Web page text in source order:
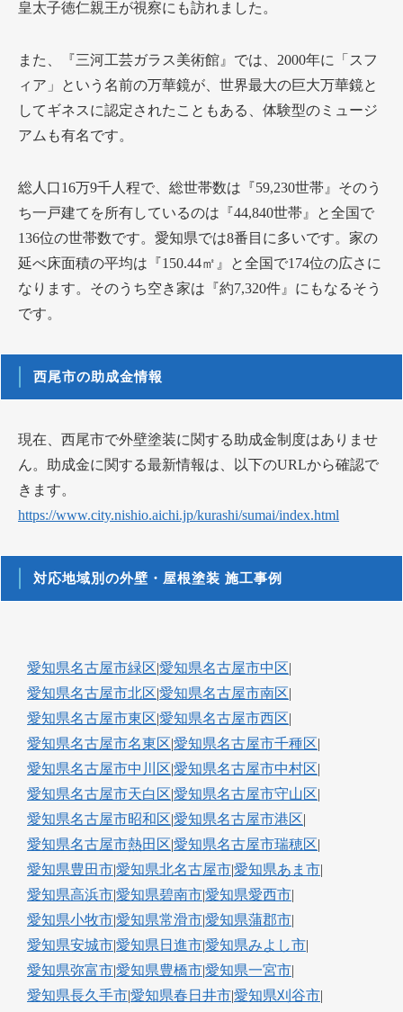
皇太子徳仁親王が視察にも訪れました。
また、『三河工芸ガラス美術館』では、2000年に「スフ
ィア」という名前の万華鏡が、世界最大の巨大万華鏡と
してギネスに認定されたこともある、体験型のミュージ
アムも有名です。
総人口16万9千人程で、総世帯数は『59,230世帯』そのう
ち一戸建てを所有しているのは『44,840世帯』と全国で
136位の世帯数です。愛知県では8番目に多いです。家の
延べ床面積の平均は『150.44㎡』と全国で174位の広さに
なります。そのうち空き家は『約7,320件』にもなるそう
です。
西尾市の助成金情報
現在、西尾市で外壁塗装に関する助成金制度はありませ
ん。助成金に関する最新情報は、以下のURLから確認で
きます。
https://www.city.nishio.aichi.jp/kurashi/sumai/index.html
対応地域別の外壁・屋根塗装 施工事例
愛知県名古屋市緑区|愛知県名古屋市中区|
愛知県名古屋市北区|愛知県名古屋市南区|
愛知県名古屋市東区|愛知県名古屋市西区|
愛知県名古屋市名東区|愛知県名古屋市千種区|
愛知県名古屋市中川区|愛知県名古屋市中村区|
愛知県名古屋市天白区|愛知県名古屋市守山区|
愛知県名古屋市昭和区|愛知県名古屋市港区|
愛知県名古屋市熱田区|愛知県名古屋市瑞穂区|
愛知県豊田市|愛知県北名古屋市|愛知県あま市|
愛知県高浜市|愛知県碧南市|愛知県愛西市|
愛知県小牧市|愛知県常滑市|愛知県蒲郡市|
愛知県安城市|愛知県日進市|愛知県みよし市|
愛知県弥富市|愛知県豊橋市|愛知県一宮市|
愛知県長久手市|愛知県春日井市|愛知県刈谷市|